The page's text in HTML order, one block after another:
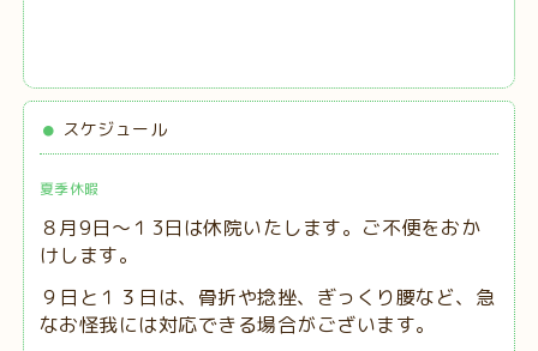
スケジュール
夏季休暇
８月9日～１3日は休院いたします。ご不便をおか
けします。
９日と１３日は、 骨折や捻挫、ぎっくり腰など、急
なお怪我には対応できる場合がございます。